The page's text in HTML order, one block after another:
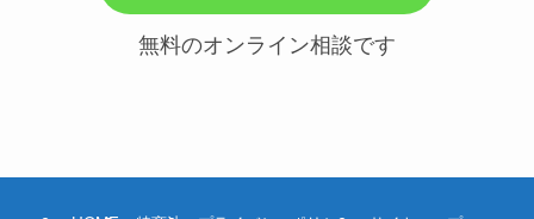
無料のオンライン相談です